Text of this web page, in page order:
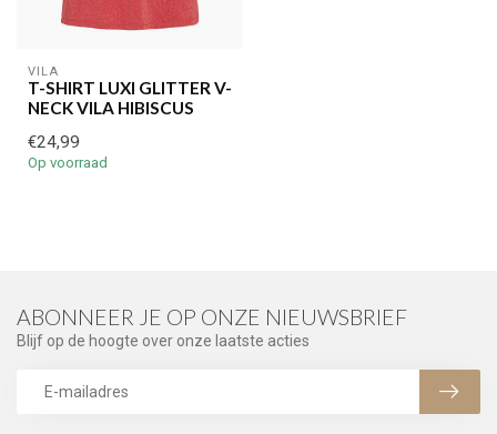
VILA
T-SHIRT LUXI GLITTER V-
NECK VILA HIBISCUS
€24,99
Op voorraad
ABONNEER JE OP ONZE NIEUWSBRIEF
Blijf op de hoogte over onze laatste acties